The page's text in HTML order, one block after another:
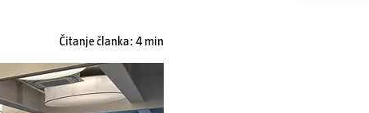
Čitanje članka: 4 min